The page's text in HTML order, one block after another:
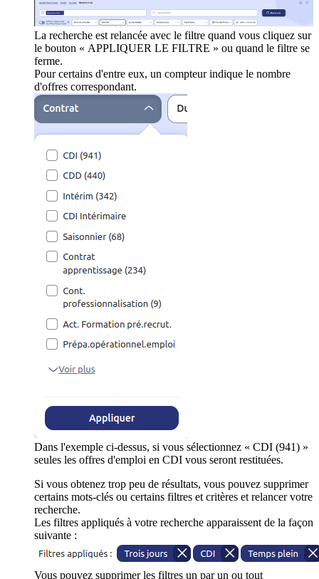
La recherche est relancée avec le filtre quand vous cliquez sur
le bouton « APPLIQUER LE FILTRE » ou quand le filtre se
ferme.
Pour certains d'entre eux, un compteur indique le nombre
d'offres correspondant.
Dans l'exemple ci-dessus, si vous sélectionnez « CDI (941) »
seules les offres d'emploi en CDI vous seront restituées.
Si vous obtenez trop peu de résultats, vous pouvez supprimer
certains mots-clés ou certains filtres et critères et relancer votre
recherche.
Les filtres appliqués à votre recherche apparaissent de la façon
suivante :
Vous pouvez supprimer les filtres un par un ou tout